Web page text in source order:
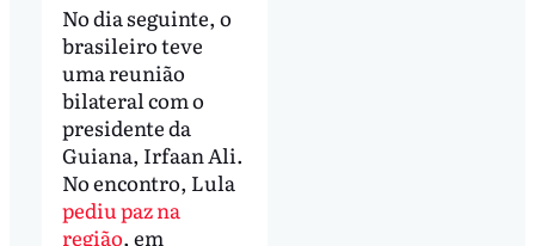
No dia seguinte, o
brasileiro teve
uma reunião
bilateral com o
presidente da
Guiana, Irfaan Ali.
No encontro, Lula
pediu paz na
região, em